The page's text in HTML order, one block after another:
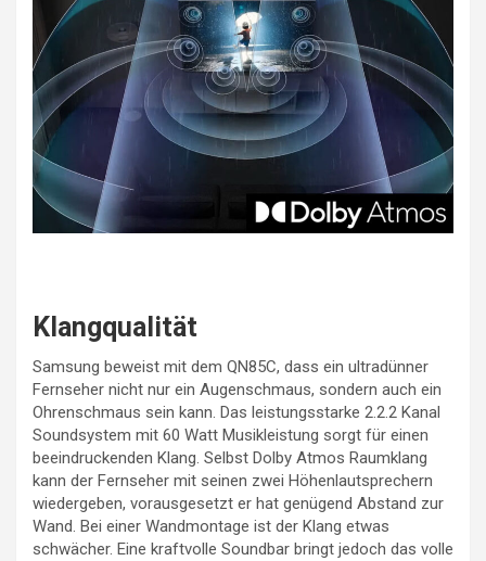
Klangqualität
Samsung beweist mit dem QN85C, dass ein ultradünner
Fernseher nicht nur ein Augenschmaus, sondern auch ein
Ohrenschmaus sein kann. Das leistungsstarke 2.2.2 Kanal
Soundsystem mit 60 Watt Musikleistung sorgt für einen
beeindruckenden Klang. Selbst Dolby Atmos Raumklang
kann der Fernseher mit seinen zwei Höhenlautsprechern
wiedergeben, vorausgesetzt er hat genügend Abstand zur
Wand. Bei einer Wandmontage ist der Klang etwas
schwächer. Eine kraftvolle Soundbar bringt jedoch das volle